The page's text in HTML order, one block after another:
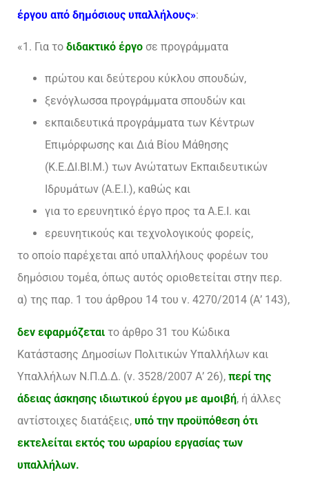
έργου από δημόσιους υπαλλήλους»:
«1. Για το διδακτικό έργο σε προγράμματα
πρώτου και δεύτερου κύκλου σπουδών,
ξενόγλωσσα προγράμματα σπουδών και
εκπαιδευτικά προγράμματα των Κέντρων
Επιμόρφωσης και Διά Βίου Μάθησης
(Κ.Ε.ΔΙ.ΒΙ.Μ.) των Ανώτατων Εκπαιδευτικών
Ιδρυμάτων (Α.Ε.Ι.), καθώς και
για το ερευνητικό έργο προς τα Α.Ε.Ι. και
ερευνητικούς και τεχνολογικούς φορείς,
το οποίο παρέχεται από υπαλλήλους φορέων του
δημόσιου τομέα, όπως αυτός οριοθετείται στην περ.
α) της παρ. 1 του άρθρου 14 του ν. 4270/2014 (Α’ 143),
δεν εφαρμόζεται το άρθρο 31 του Κώδικα
Κατάστασης Δημοσίων Πολιτικών Υπαλλήλων και
Υπαλλήλων Ν.Π.Δ.Δ. (ν. 3528/2007 Α’ 26), περί της
άδειας άσκησης ιδιωτικού έργου με αμοιβή, ή άλλες
αντίστοιχες διατάξεις, υπό την προϋπόθεση ότι
εκτελείται εκτός του ωραρίου εργασίας των
υπαλλήλων.